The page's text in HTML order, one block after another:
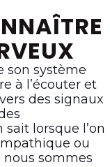
son système
à l’écouter et
des signaux
lorsque l’on
ou
nous sommes